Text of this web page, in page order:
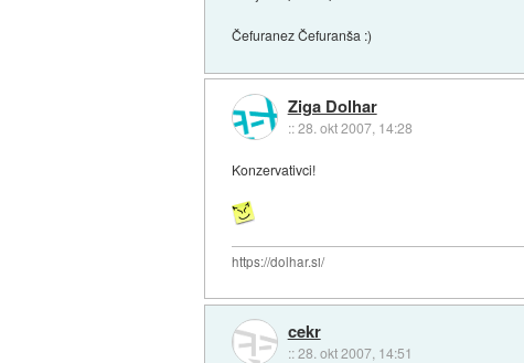
Čefuranez Čefuranša :)
Ziga Dolhar
::28. okt 2007, 14:28
Konzervativci!
https://dolhar.si/
cekr
::28. okt 2007, 14:51